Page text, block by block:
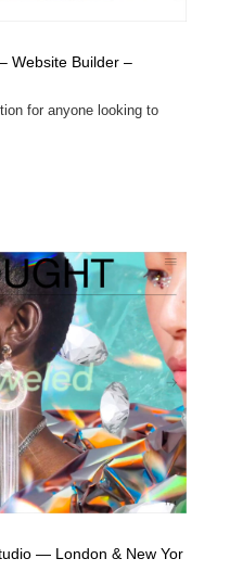
Website Builder –
for anyone looking to
— London & New Yor